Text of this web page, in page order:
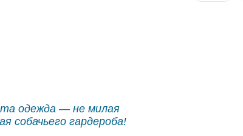
одежда — не милая
собачьего гардероба!